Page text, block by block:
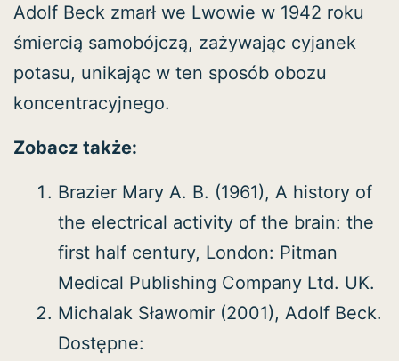
Adolf Beck zmarł we Lwowie w 1942 roku
śmiercią samobójczą, zażywając cyjanek
potasu, unikając w ten sposób obozu
koncentracyjnego.
Zobacz także:
Brazier Mary A. B. (1961), A history of
the electrical activity of the brain: the
first half century, London: Pitman
Medical Publishing Company Ltd. UK.
Michalak Sławomir (2001), Adolf Beck.
Dostępne: